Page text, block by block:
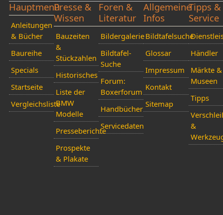
Hauptmenü
Anleitungen
& Bücher
Baureihe
Specials
Startseite
Vergleichsliste
Presse &
Wissen
Bauzeiten
&
Stückzahlen
Historisches
Liste der
BMW
Modelle
Presseberichte
Prospekte
& Plakate
Foren &
Literatur
Bildergalerie
Bildtafel-
Suche
Forum:
Boxerforum
Handbücher
Servicedaten
Allgemeine
Infos
Bildtafelsuche
Glossar
Impressum
Kontakt
Sitemap
Tipps &
Service
Händler
Märkte &
Museen
Tipps
&